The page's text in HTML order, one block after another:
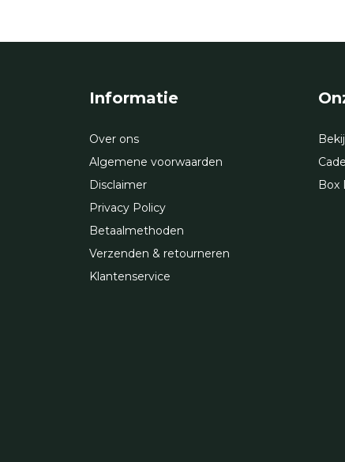
Informatie
Over ons
Algemene voorwaarden
Disclaimer
Privacy Policy
Betaalmethoden
Verzenden & retourneren
Klantenservice
Box